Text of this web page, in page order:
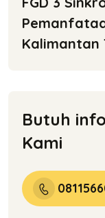
Kalimantan
Butuh
Kami